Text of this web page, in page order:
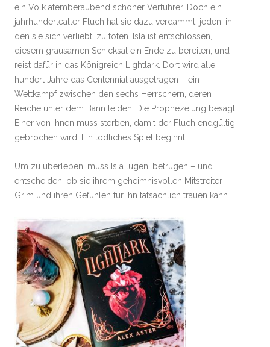
ein Volk atemberaubend schöner Verführer. Doch ein
jahrhundertealter Fluch hat sie dazu verdammt, jeden, in
den sie sich verliebt, zu töten. Isla ist entschlossen,
diesem grausamen Schicksal ein Ende zu bereiten, und
reist dafür in das Königreich Lightlark. Dort wird alle
hundert Jahre das Centennial ausgetragen – ein
Wettkampf zwischen den sechs Herrschern, deren
Reiche unter dem Bann leiden. Die Prophezeiung besagt:
Einer von ihnen muss sterben, damit der Fluch endgültig
gebrochen wird. Ein tödliches Spiel beginnt …
Um zu überleben, muss Isla lügen, betrügen – und
entscheiden, ob sie ihrem geheimnisvollen Mitstreiter
Grim und ihren Gefühlen für ihn tatsächlich trauen kann.